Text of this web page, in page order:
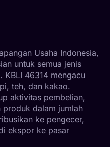
Usaha Indonesia,
untuk semua jenis
KBLI 46314 mengacu
teh, dan kakao.
aktivitas pembelian,
produk dalam jumlah
ke pengecer,
ekspor ke pasar